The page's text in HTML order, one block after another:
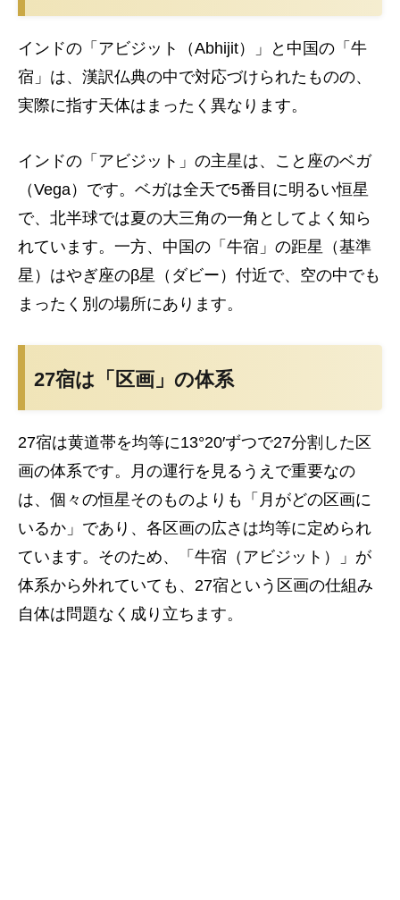
インドの「アビジット（Abhijit）」と中国の「牛
宿」は、漢訳仏典の中で対応づけられたものの、
実際に指す天体はまったく異なります。
インドの「アビジット」の主星は、こと座のベガ
（Vega）です。ベガは全天で5番目に明るい恒星
で、北半球では夏の大三角の一角としてよく知ら
れています。一方、中国の「牛宿」の距星（基準
星）はやぎ座のβ星（ダビー）付近で、空の中でも
まったく別の場所にあります。
27宿は「区画」の体系
27宿は黄道帯を均等に13°20′ずつで27分割した区
画の体系です。月の運行を見るうえで重要なの
は、個々の恒星そのものよりも「月がどの区画に
いるか」であり、各区画の広さは均等に定められ
ています。そのため、「牛宿（アビジット）」が
体系から外れていても、27宿という区画の仕組み
自体は問題なく成り立ちます。